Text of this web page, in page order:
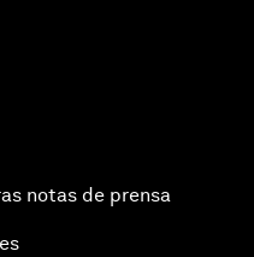
notas de prensa